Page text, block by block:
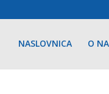
NASLOVNICA O